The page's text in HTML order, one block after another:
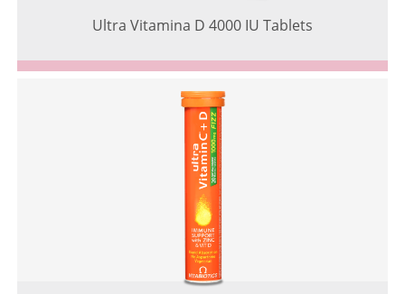
Ultra Vitamina D 4000 IU Tablets